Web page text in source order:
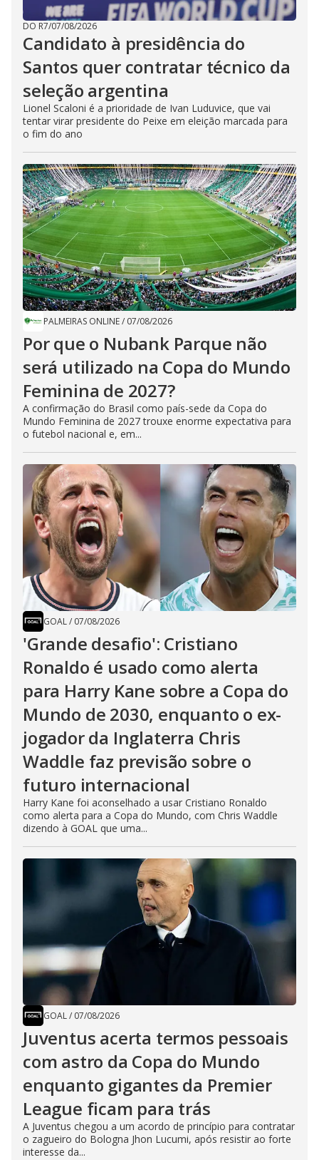
DO R7/07/08/2026
Candidato à presidência do
Santos quer contratar técnico da
seleção argentina
Lionel Scaloni é a prioridade de Ivan Luduvice, que vai
tentar virar presidente do Peixe em eleição marcada para
o fim do ano
PALMEIRAS ONLINE/ 07/08/2026
Por que o Nubank Parque não
será utilizado na Copa do Mundo
Feminina de 2027?
A confirmação do Brasil como país-sede da Copa do
Mundo Feminina de 2027 trouxe enorme expectativa para
o futebol nacional e, em...
GOAL/ 07/08/2026
'Grande desafio': Cristiano
Ronaldo é usado como alerta
para Harry Kane sobre a Copa do
Mundo de 2030, enquanto o ex-
jogador da Inglaterra Chris
Waddle faz previsão sobre o
futuro internacional
Harry Kane foi aconselhado a usar Cristiano Ronaldo
como alerta para a Copa do Mundo, com Chris Waddle
dizendo à GOAL que uma...
GOAL/ 07/08/2026
Juventus acerta termos pessoais
com astro da Copa do Mundo
enquanto gigantes da Premier
League ficam para trás
A Juventus chegou a um acordo de princípio para contratar
o zagueiro do Bologna Jhon Lucumi, após resistir ao forte
interesse da...